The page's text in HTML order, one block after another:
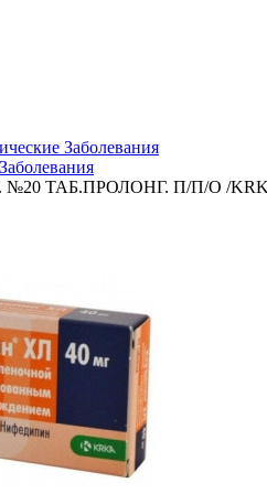
Заболевания
ТАБ.ПРОЛОНГ. П/П/О /